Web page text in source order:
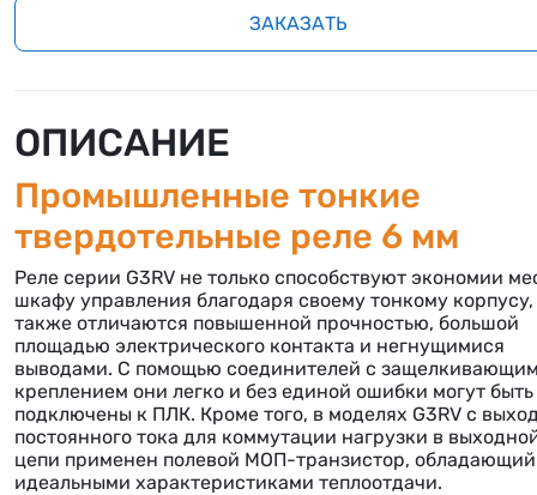
ЗАКАЗАТЬ
ОПИСАНИЕ
Промышленные тонкие
твердотельные реле 6 мм
Реле серии G3RV не только способствуют экономии
шкафу управления благодаря своему тонкому
также отличаются повышенной прочностью, большой
площадью электрического контакта и негнущимися
выводами. С помощью соединителей с
креплением они легко и без единой ошибки могут быть
подключены к ПЛК. Кроме того, в моделях G3RV с
постоянного тока для коммутации нагрузки в
цепи применен полевой МОП-транзистор, обладающий
идеальными характеристиками теплоотдачи.